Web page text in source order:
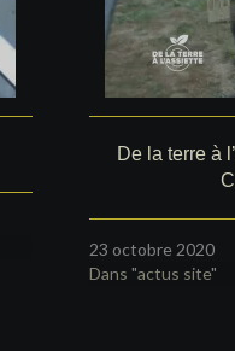
De la terre à
23 octobre 2020
Dans "actus site"